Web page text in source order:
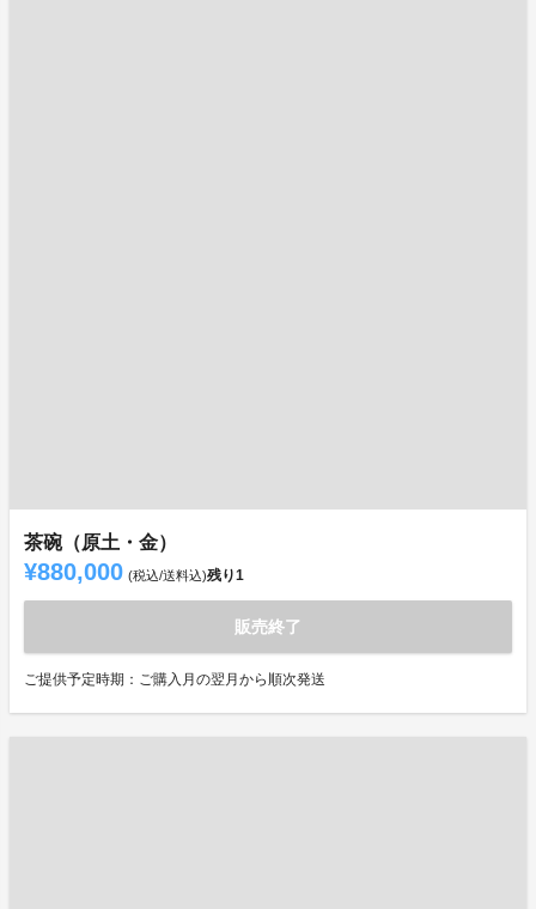
茶碗（原土・金）
¥880,000 (税込/送料込)残り1
販売終了
ご提供予定時期：ご購入月の翌月から順次発送